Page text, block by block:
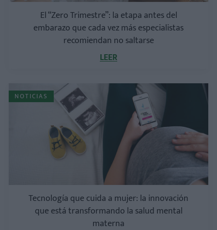
El “Zero Trimestre”: la etapa antes del
embarazo que cada vez más especialistas
recomiendan no saltarse
LEER
NOTICIAS
Tecnología que cuida a mujer: la innovación
que está transformando la salud mental
materna